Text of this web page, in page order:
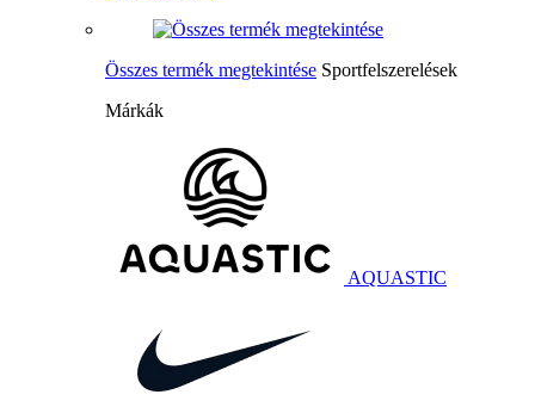
Összes termék megtekintése Sportfelszerelések
Márkák
AQUASTIC